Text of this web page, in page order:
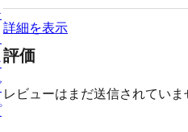
詳細を表示
評価
レビューはまだ送信されていま